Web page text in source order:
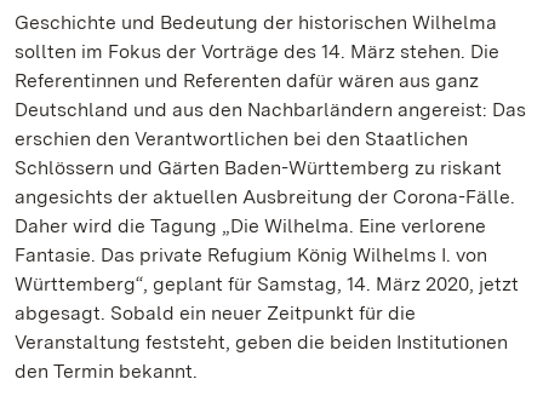
Geschichte und Bedeutung der historischen Wilhelma
sollten im Fokus der Vorträge des 14. März stehen. Die
Referentinnen und Referenten dafür wären aus ganz
Deutschland und aus den Nachbarländern angereist: Das
erschien den Verantwortlichen bei den Staatlichen
Schlössern und Gärten Baden-Württemberg zu riskant
angesichts der aktuellen Ausbreitung der Corona-Fälle.
Daher wird die Tagung „Die Wilhelma. Eine verlorene
Fantasie. Das private Refugium König Wilhelms I. von
Württemberg“, geplant für Samstag, 14. März 2020, jetzt
abgesagt. Sobald ein neuer Zeitpunkt für die
Veranstaltung feststeht, geben die beiden Institutionen
den Termin bekannt.